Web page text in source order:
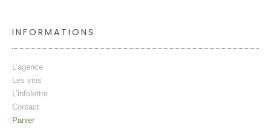
INFORMATIONS
L’agence
Les vins
L’infolettre
Contact
Panier